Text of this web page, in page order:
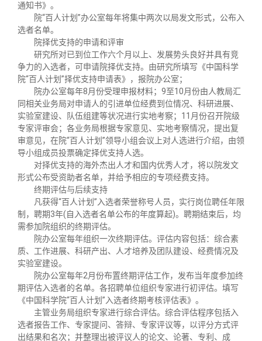
通知书》。
院“百人计划”办公室每年将集中两次以局发文形式，公布入
选者名单。
院择优支持的申请和评审
研究所对已到位工作六个月以上、发展势头良好并具有竞
争力的入选者，可申请院择优支持。由研究所填写《中国科学
院“百人计划”择优支持申请表》，报院办公室；
院办公室每年8月份受理申报材料；9至10月份由人教局汇
同相关业务局对申请人的引进单位经费到位情况、科研进展、
实验室建设、队伍组建等状况进行实地考察；11月份召开院级
专家评审会；各业务局根据专家意见、实地考察情况，提出复
审意见，在院“百人计划”领导小组会议上对人选进行介绍，由领
导小组成员投票确定择优支持人选。
对择优支持的海外杰出人才和国内优秀人才，将以院发文
形式公布受资助者名单，并给予相应的专项经费支持。
终期评估与后续支持
凡获得“百人计划”入选者荣誉称号人员，实行岗位聘任年限
制，聘期3年(自入选者名单公布的年度算起)。聘期结束后，均
需参加院组织的终期评估。
院办公室每年组织一次终期评估。评估内容包括：综合素
质、工作进展、科研产出、人才培养及团队建设、经费情况及
实验室建设。
院办公室每年2月份布置终期评估工作，发布当年度参加终
期评估入选者的名单。各招聘单位组织专家进行初评估。填写
《中国科学院“百人计划”入选者终期考核评估表》。
主管业务局组织专家进行综合评估。综合评估程序包括入
选者报告工作、专家提问、答辩、专家评议等，以评分方式评
出结果和名次；并整理出被评议人的论文、论著、专利、成